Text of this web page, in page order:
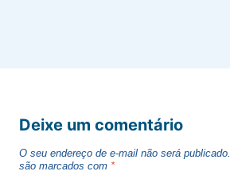
Deixe um comentário
O seu endereço de e-mail não será publicado.
são marcados com *